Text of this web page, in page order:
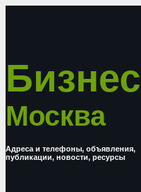
Бизнес
Москва
Адреса и телефоны, объявления,
публикации, новости, ресурсы